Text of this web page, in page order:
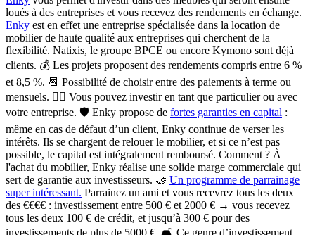
loués à des entreprises et vous recevez des rendements en échange.
Enky est en effet une entreprise spécialisée dans la location de
mobilier de haute qualité aux entreprises qui cherchent de la
flexibilité. Natixis, le groupe BPCE ou encore Kymono sont déjà
clients. 💰 Les projets proposent des rendements compris entre 6 %
et 8,5 %. 📆 Possibilité de choisir entre des paiements à terme ou
mensuels. 🙋‍♀️ Vous pouvez investir en tant que particulier ou avec
votre entreprise. 🛡️ Enky propose de fortes garanties en capital :
même en cas de défaut d’un client, Enky continue de verser les
intérêts. Ils se chargent de relouer le mobilier, et si ce n’est pas
possible, le capital est intégralement remboursé. Comment ? À
l'achat du mobilier, Enky réalise une solide marge commerciale qui
sert de garantie aux investisseurs. 🤝 Un programme de parrainage
super intéressant. Parrainez un ami et vous recevrez tous les deux
des €€€€ : investissement entre 500 € et 2000 € → vous recevez
tous les deux 100 € de crédit, et jusqu’à 300 € pour des
investissements de plus de 5000 €. 🛋️ Ce genre d’investissement